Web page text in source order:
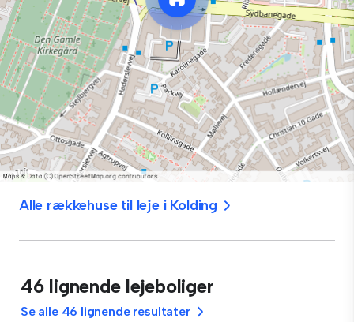
Alle rækkehuse til leje i Kolding
46 lignende lejeboliger
Se alle 46 lignende resultater